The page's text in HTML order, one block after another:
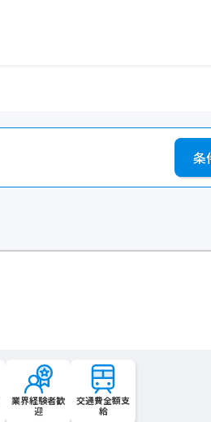
条
業界経験者歓
迎
交通費全額支
給